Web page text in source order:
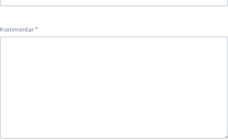
Pflichtfeld
Kommentar*